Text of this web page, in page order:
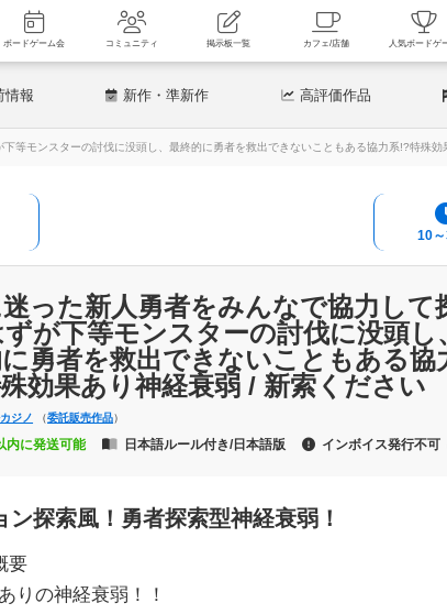
ー ボードゲーム会 コミュニティ 掲示板一覧 カフェ/店舗
情報 新作 ・準新作 高評価作品
等モンスターの討伐に没頭し、最終的に勇者を救出できないこともある協力系!?特殊
10
った新人勇者をみんなで協力して
が下等モンスターの討伐に没頭し
勇者を救出できないこともある協
効果あり神経衰弱 / 新索ください
ジノ （委託販売作品）
内に発送可能 日本語ルール付き/日本語版 インボイス発行不可
ン探索風！勇者探索型神経衰弱！
要
りの神経衰弱！！